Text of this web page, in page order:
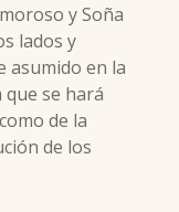
y Soña
lados y
asumido en la
se hará
de la
de los